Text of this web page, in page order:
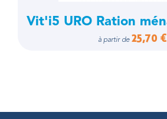
Vit'i5 URO Ration
à partir de 25,70 €